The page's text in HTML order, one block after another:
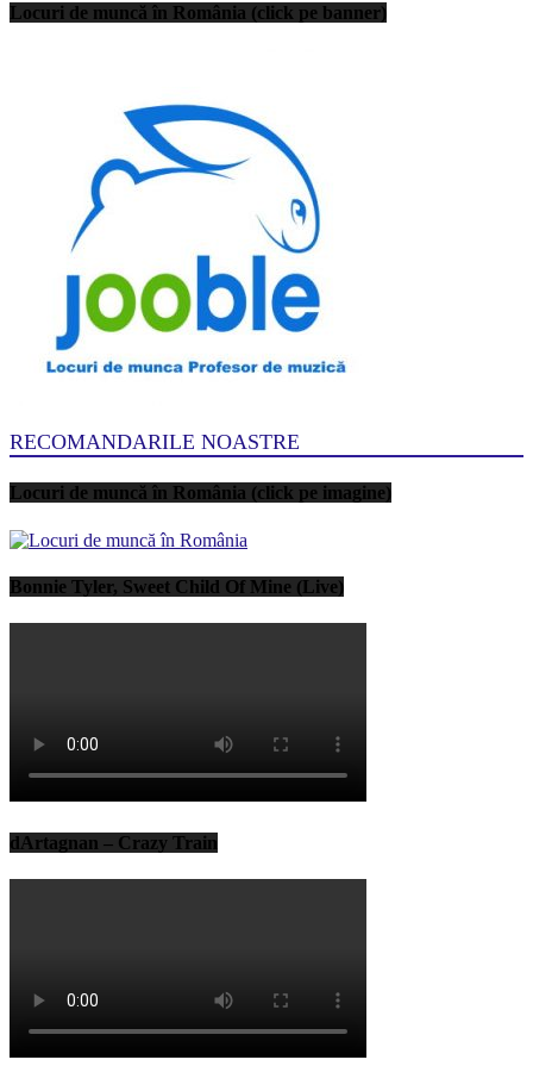
Locuri de muncă în România (click pe banner)
RECOMANDARILE NOASTRE
Locuri de muncă în România (click pe imagine)
Bonnie Tyler, Sweet Child Of Mine (Live)
dArtagnan – Crazy Train